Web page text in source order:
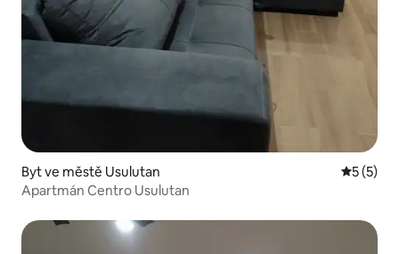
Byt ve městě Usulutan
5 (5)
Apartmán Centro Usulutan